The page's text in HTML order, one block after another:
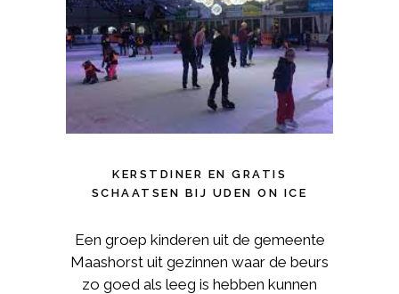
KERSTDINER EN GRATIS
SCHAATSEN BIJ UDEN ON ICE
Een groep kinderen uit de gemeente
Maashorst uit gezinnen waar de beurs
zo goed als leeg is hebben kunnen